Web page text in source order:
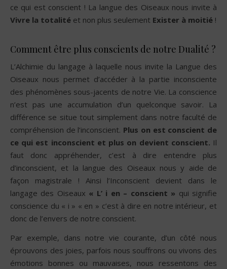
ce qui est conscient ! La langue des Oiseaux nous invite à
Vivre la totalité et non plus seulement Exister à moitié !
Comment être plus conscients de notre Dualité ?
L’Alchimie du langage à laquelle nous invite la Langue des
Oiseaux nous permet d’accéder à la partie inconsciente
des phénomènes sous-jacents de notre Vie. La conscience
n’est pas une accumulation d’un quelconque savoir. La
différence se situe tout simplement dans notre faculté de
compréhension de l’inconscient. Plus on est conscient de
ce qui est inconscient et plus on devient conscient. Il
faut donc appréhender, c’est à dire entendre plus
d’inconscient, et la langue des Oiseaux nous y aide de
façon magistrale ! Ainsi l’Inconscient devient dans le
langage des Oiseaux « L’ i en – conscient » qui signifie
conscience du « i » « en » c’est à dire en notre intérieur, et
donc de l’envers de notre conscient.
Par exemple, dans notre vie courante, d’un côté nous
éprouvons des joies, parfois nous souffrons ou vivons des
émotions bonnes ou mauvaises, nous ressentons des